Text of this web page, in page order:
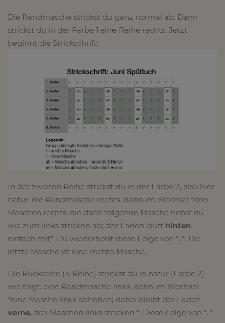
Die Randmasche strickst du ganz normal ab. Dann
strickst du in der Farbe 1 eine Reihe rechts. Jetzt
beginnt die Strickschrift:
In der zweiten Reihe strickst du in der Farbe 2, also hier
natur, die Randmasche rechts, dann im Wechsel *drei
Maschen rechts, die dann folgende Masche hebst du
wie zum links stricken ab; der Faden läuft hinten
einfach mit*. Du wiederholst diese Folge von *..*. Die
letzte Masche ist eine rechte Masche.
Die Rückreihe (3. Reihe) strickst du in natur (Farbe 2)
wie folgt: eine Randmasche links, dann im Wechsel
*eine Masche links abheben; dabei bleibt der Faden
vorne, drei Maschen links stricken *. Diese Folge von *..*